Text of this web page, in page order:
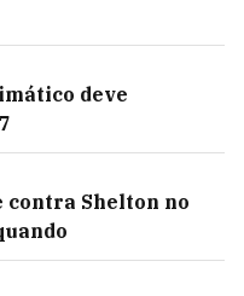
deve
contra Shelton no